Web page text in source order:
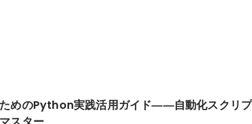
めのPython実践活用ガイド――自動化スクリ